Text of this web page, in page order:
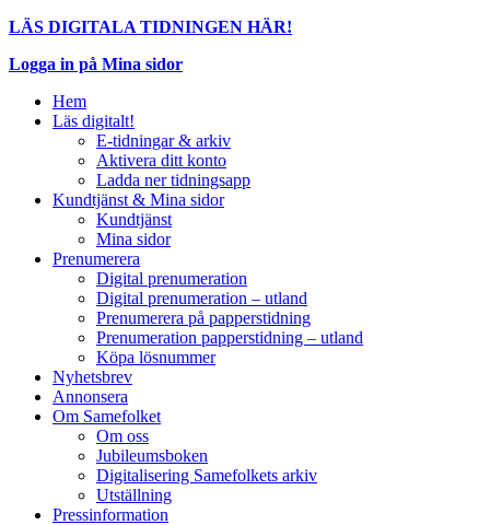
LÄS DIGITALA TIDNINGEN HÄR!
Logga in på Mina sidor
Hem
Läs digitalt!
E-tidningar & arkiv
Aktivera ditt konto
Ladda ner tidningsapp
Kundtjänst & Mina sidor
Kundtjänst
Mina sidor
Prenumerera
Digital prenumeration
Digital prenumeration – utland
Prenumerera på papperstidning
Prenumeration papperstidning – utland
Köpa lösnummer
Nyhetsbrev
Annonsera
Om Samefolket
Om oss
Jubileumsboken
Digitalisering Samefolkets arkiv
Utställning
Pressinformation